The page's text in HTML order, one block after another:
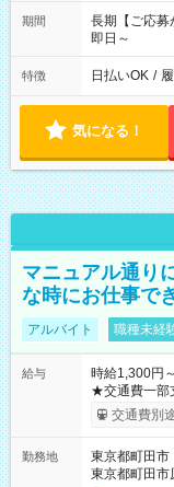
期間
長期【ご応募
即日～
特徴 日払いOK /
気になる！
マニュアル通り
な時にお仕事で
アルバイト 職種未経
給与
時給1,300円～
★交通費一部支給 時給1,300円～ ※試験・役割
※勤務回数に
り！】 希望
例】 ・河合
×8時間＝日
交通費別
勤務地
東京都町田市
東京都町田市